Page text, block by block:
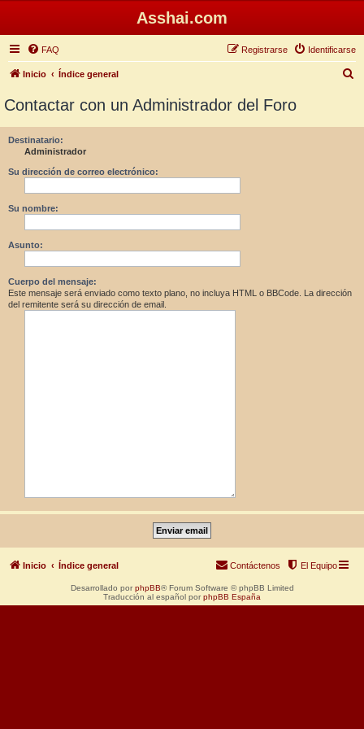
Asshai.com
FAQ Identificarse
Registrarse
Inicio Índice general
Contactar con un Administrador del Foro
Destinatario:
Administrador
Su dirección de correo electrónico:
Su nombre:
Asunto:
Cuerpo del mensaje:
Este mensaje será enviado como texto plano, no incluya HTML o BBCode. La dirección
del remitente será su dirección de email.
Inicio Índice general El Equipo
Contáctenos
Desarrollado por phpBB® Forum Software © phpBB Limited
Traducción al español por phpBB España